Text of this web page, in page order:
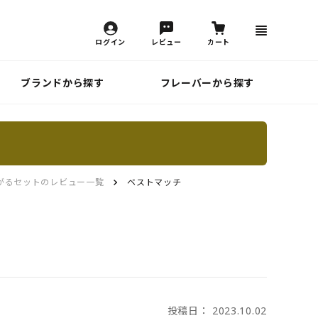
ログイン レビュー カート
ブランドから探す フレーバーから探す
るセットのレビュー一覧 ベストマッチ
投稿日： 2023.10.02